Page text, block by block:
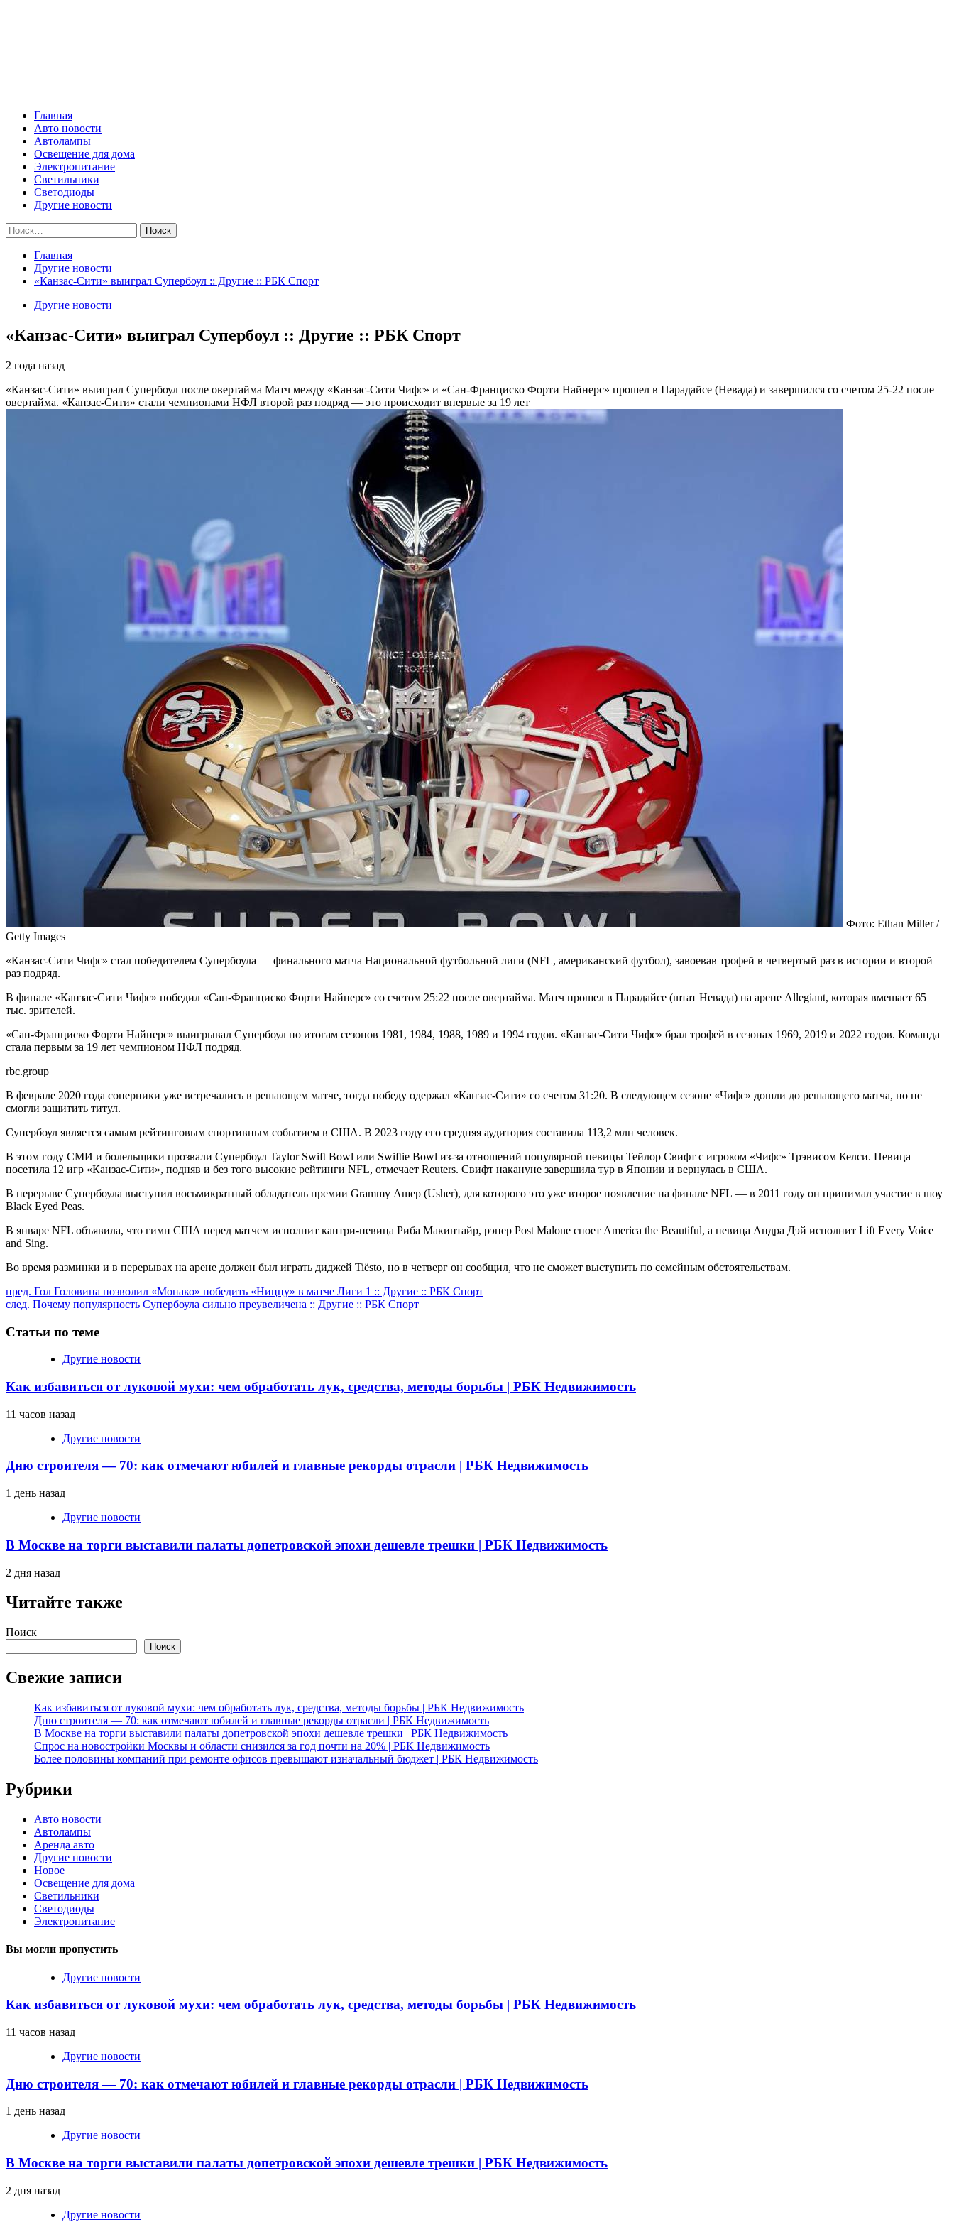
Главная
Авто новости
Автолампы
Освещение для дома
Электропитание
Светильники
Светодиоды
Другие новости
Найти:
Главная
Другие новости
«Канзас-Сити» выиграл Супербоул :: Другие :: РБК Спорт
Другие новости
«Канзас-Сити» выиграл Супербоул :: Другие :: РБК Спорт
2 года назад
«Канзас-Сити» выиграл Супербоул после овертайма Матч между «Канзас-Сити Чифс» и «Сан-Франциско Форти Найнерс» прошел в Парадайсе (Невада) и завершился со счетом 25-22 после
овертайма. «Канзас-Сити» стали чемпионами НФЛ второй раз подряд — это происходит впервые за 19 лет
Фото: Ethan Miller /
Getty Images
«Канзас-Сити Чифс» стал победителем Супербоула — финального матча Национальной футбольной лиги (NFL, американский футбол), завоевав трофей в четвертый раз в истории и второй
раз подряд.
В финале «Канзас-Сити Чифс» победил «Сан-Франциско Форти Найнерс» со счетом 25:22 после овертайма. Матч прошел в Парадайсе (штат Невада) на арене Allegiant, которая вмешает 65
тыс. зрителей.
«Сан-Франциско Форти Найнерс» выигрывал Супербоул по итогам сезонов 1981, 1984, 1988, 1989 и 1994 годов. «Канзас-Сити Чифс» брал трофей в сезонах 1969, 2019 и 2022 годов. Команда
стала первым за 19 лет чемпионом НФЛ подряд.
rbc.group
В феврале 2020 года соперники уже встречались в решающем матче, тогда победу одержал «Канзас-Сити» со счетом 31:20. В следующем сезоне «Чифс» дошли до решающего матча, но не
смогли защитить титул.
Супербоул является самым рейтинговым спортивным событием в США. В 2023 году его средняя аудитория составила 113,2 млн человек.
В этом году СМИ и болельщики прозвали Супербоул Taylor Swift Bowl или Swiftie Bowl из-за отношений популярной певицы Тейлор Свифт с игроком «Чифс» Трэвисом Келси. Певица
посетила 12 игр «Канзас-Сити», подняв и без того высокие рейтинги NFL, отмечает Reuters. Свифт накануне завершила тур в Японии и вернулась в США.
В перерыве Супербоула выступил восьмикратный обладатель премии Grammy Ашер (Usher), для которого это уже второе появление на финале NFL — в 2011 году он принимал участие в шоу
Black Eyed Peas.
В январе NFL объявила, что гимн США перед матчем исполнит кантри-певица Риба Макинтайр, рэпер Post Malone споет America the Beautiful, а певица Андра Дэй исполнит Lift Every Voice
and Sing.
Во время разминки и в перерывах на арене должен был играть диджей Tiësto, но в четверг он сообщил, что не сможет выступить по семейным обстоятельствам.
Продолжить
чтение
пред. Гол Головина позволил «Монако» победить «Ниццу» в матче Лиги 1 :: Другие :: РБК Спорт
след. Почему популярность Супербоула сильно преувеличена :: Другие :: РБК Спорт
Статьи по теме
Другие новости
Как избавиться от луковой мухи: чем обработать лук, средства, методы борьбы | РБК Недвижимость
11 часов назад
Другие новости
Дню строителя — 70: как отмечают юбилей и главные рекорды отрасли | РБК Недвижимость
1 день назад
Другие новости
В Москве на торги выставили палаты допетровской эпохи дешевле трешки | РБК Недвижимость
2 дня назад
Читайте также
Поиск
Поиск
Свежие записи
Как избавиться от луковой мухи: чем обработать лук, средства, методы борьбы | РБК Недвижимость
Дню строителя — 70: как отмечают юбилей и главные рекорды отрасли | РБК Недвижимость
В Москве на торги выставили палаты допетровской эпохи дешевле трешки | РБК Недвижимость
Спрос на новостройки Москвы и области снизился за год почти на 20% | РБК Недвижимость
Более половины компаний при ремонте офисов превышают изначальный бюджет | РБК Недвижимость
Рубрики
Авто новости
Автолампы
Аренда авто
Другие новости
Новое
Освещение для дома
Светильники
Светодиоды
Электропитание
Вы могли пропустить
Другие новости
Как избавиться от луковой мухи: чем обработать лук, средства, методы борьбы | РБК Недвижимость
11 часов назад
Другие новости
Дню строителя — 70: как отмечают юбилей и главные рекорды отрасли | РБК Недвижимость
1 день назад
Другие новости
В Москве на торги выставили палаты допетровской эпохи дешевле трешки | РБК Недвижимость
2 дня назад
Другие новости